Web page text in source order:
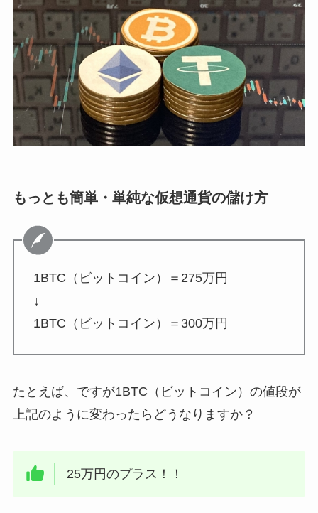
もっとも簡単・単純な仮想通貨の儲け方
1BTC（ビットコイン）＝275万円
↓
1BTC（ビットコイン）＝300万円
たとえば、ですが1BTC（ビットコイン）の値段が
上記のように変わったらどうなりますか？
25万円のプラス！！